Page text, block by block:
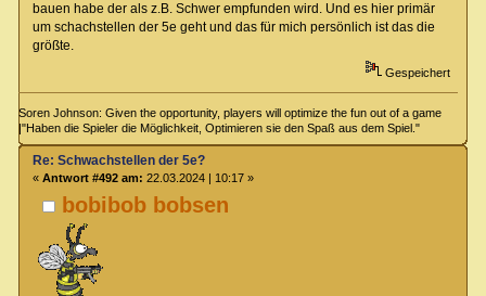
bauen habe der als z.B. Schwer empfunden wird. Und es hier primär
um schachstellen der 5e geht und das für mich persönlich ist das die
größte.
Gespeichert
Soren Johnson: Given the opportunity, players will optimize the fun out of a game
|"Haben die Spieler die Möglichkeit, Optimieren sie den Spaß aus dem Spiel."
bobibob bobsen
Re: Schwachstellen der 5e?
« Antwort #492 am: 22.03.2024 | 10:17 »